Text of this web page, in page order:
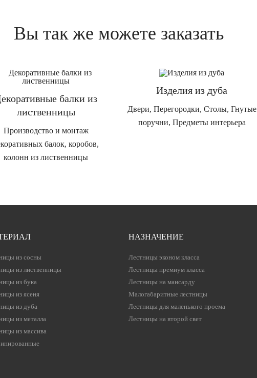
Вы так же можете заказать
балки из
лиственницы
Производство и монтаж
балок, коробов,
колонн из лиственницы
Изделия из дуба
Двери, Перегородки, Столы, Гнутые
поручни, Предметы интерьера
из сосны
из лиственницы
из бука
из ясеня
из дуба
из металла
из массива
НАЗНАЧЕНИЕ
Лестницы эконом класса
Лестницы премиум класса
Лестницы на мансарду
Малогабаритные лестницы
Лестницы для маленького проема
Лестницы на второй свет